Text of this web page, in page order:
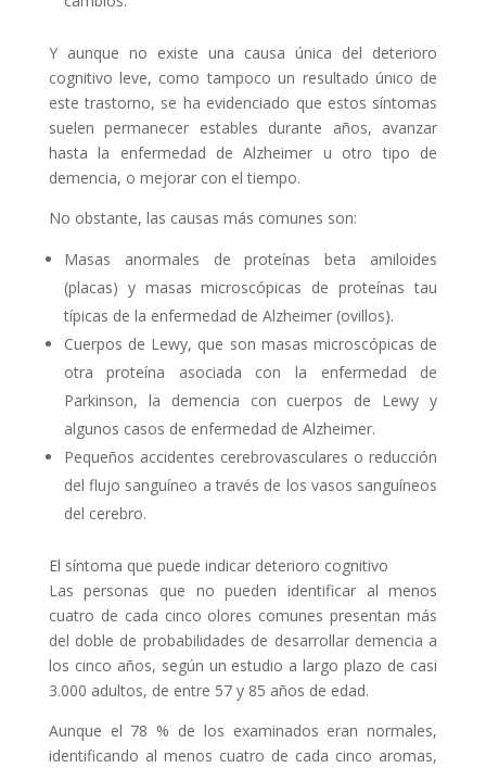
Y aunque no existe una causa única del deterioro
cognitivo leve, como tampoco un resultado único de
este trastorno, se ha evidenciado que estos síntomas
suelen permanecer estables durante años, avanzar
hasta la enfermedad de Alzheimer u otro tipo de
demencia, o mejorar con el tiempo.
No obstante, las causas más comunes son:
Masas anormales de proteínas beta amiloides
(placas) y masas microscópicas de proteínas tau
típicas de la enfermedad de Alzheimer (ovillos).
Cuerpos de Lewy, que son masas microscópicas de
otra proteína asociada con la enfermedad de
Parkinson, la demencia con cuerpos de Lewy y
algunos casos de enfermedad de Alzheimer.
Pequeños accidentes cerebrovasculares o reducción
del flujo sanguíneo a través de los vasos sanguíneos
del cerebro.
El síntoma que puede indicar deterioro cognitivo
Las personas que no pueden identificar al menos
cuatro de cada cinco olores comunes presentan más
del doble de probabilidades de desarrollar demencia a
los cinco años, según un estudio a largo plazo de casi
3.000 adultos, de entre 57 y 85 años de edad.
Aunque el 78 % de los examinados eran normales,
identificando al menos cuatro de cada cinco aromas,